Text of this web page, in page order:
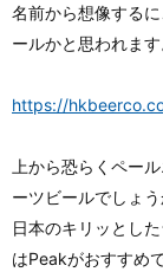
名前から想像する
ールかと思われます
https://
上から恐らくペー
ーツビールでしょう
日本のキリッとし
はPeakがおすすめ